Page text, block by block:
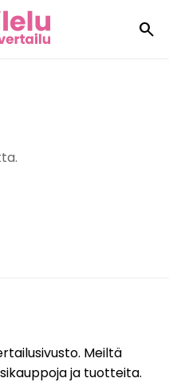
search
Meiltä
ja tuotteita.